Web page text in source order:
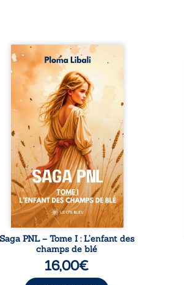
Autrefois, les champs
d’Atlantis vibraient sous le
vent et les enfants couraient
dans les blés. Puis la couronne
plia le genou, livrant son
peuple à l’ombre d’Ivorny. À
Atove, Luwel aurait pu
disparaître dans les ruines de
son destin ; pourtant, sous les
pierres d’un temple oublié, des
rebelles lui tendirent la main.
Parmi eux, Atos, général sans
trône mais habité par ...
Saga PNL – Tome I : L’enfant des
champs de blé
16,00€